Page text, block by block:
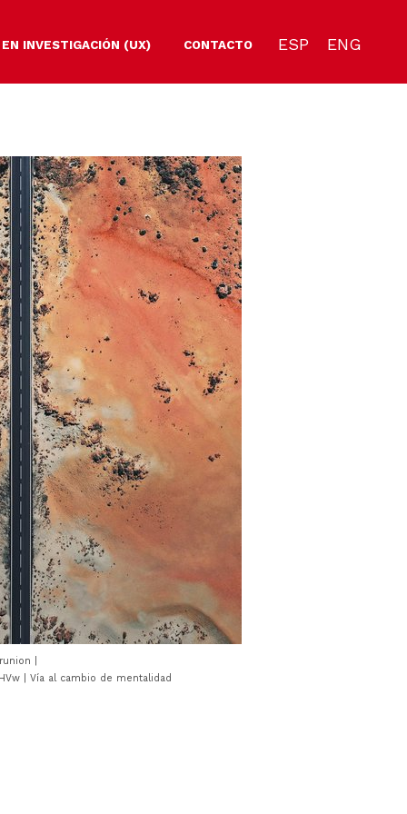
EN INVESTIGACIÓN (UX) CONTACTO ESP ENG
|
| Vía al cambio de mentalidad